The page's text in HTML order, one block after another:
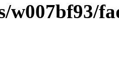
w007bf93/